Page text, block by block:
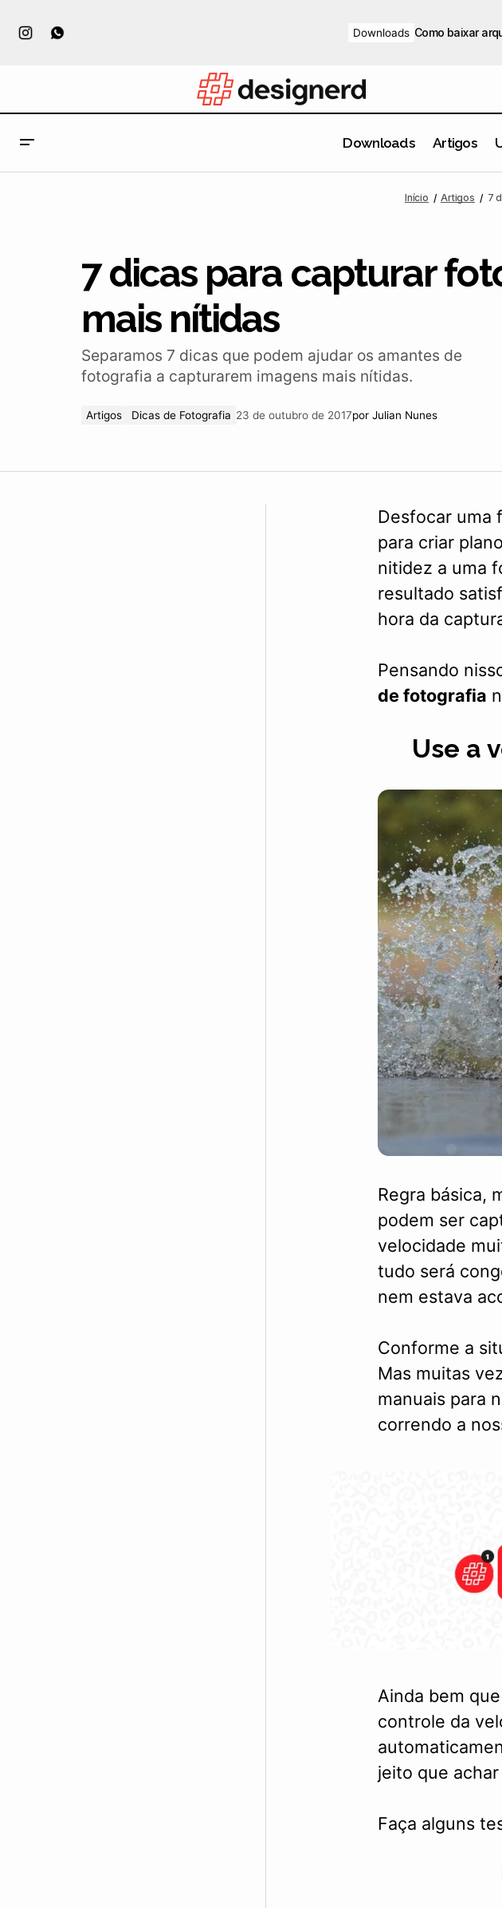
Downloads Como baixar
Downloads Artigos
Dicas de Fotografia
Início Artigos 7
7 dicas para capturar
mais nítidas
Separamos 7 dicas que podem ajudar os amantes de
fotografia a capturarem imagens mais nítidas.
Artigos Dicas de Fotografia 23 de outubro de 2017por Julian Nunes
Desfocar uma
para criar
nitidez a uma
resultado
hora da
Pensando
de fotografia
Use a
Regra básica,
podem ser
velocidade
tudo será
nem estava
Conforme a
Mas muitas
manuais para
correndo a
Ainda bem
controle da
jeito que
Faça alguns